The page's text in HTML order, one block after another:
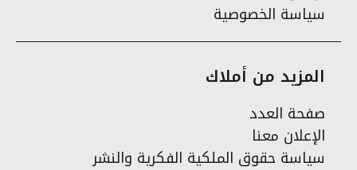
سياسة الخصوصية
المزيد من أملاك
صفحة العدد
الإعلان معنا
سياسة حقوق الملكية الفكرية والنشر